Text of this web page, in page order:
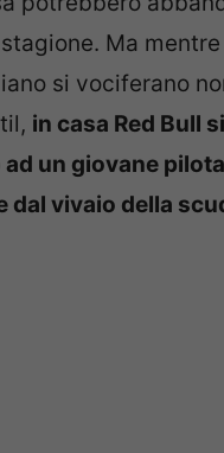
Ma
si vociferano
in casa Red Bull
un giovane pilota
dal vivaio della